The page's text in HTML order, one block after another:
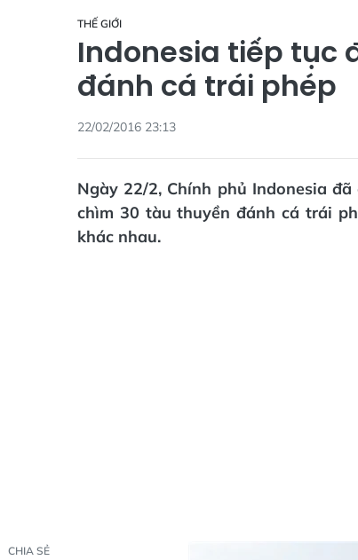
THẾ GIỚI
Indonesia tiếp tục
đánh cá trái phép
22/02/2016 23:13
Ngày 22/2, Chính phủ Indonesia
chìm 30 tàu thuyền đánh cá trái
khác nhau.
CHIA SẺ